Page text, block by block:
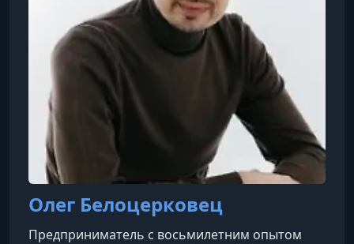
Олег Белоцерковец
Предприниматель с восьмилетним опытом